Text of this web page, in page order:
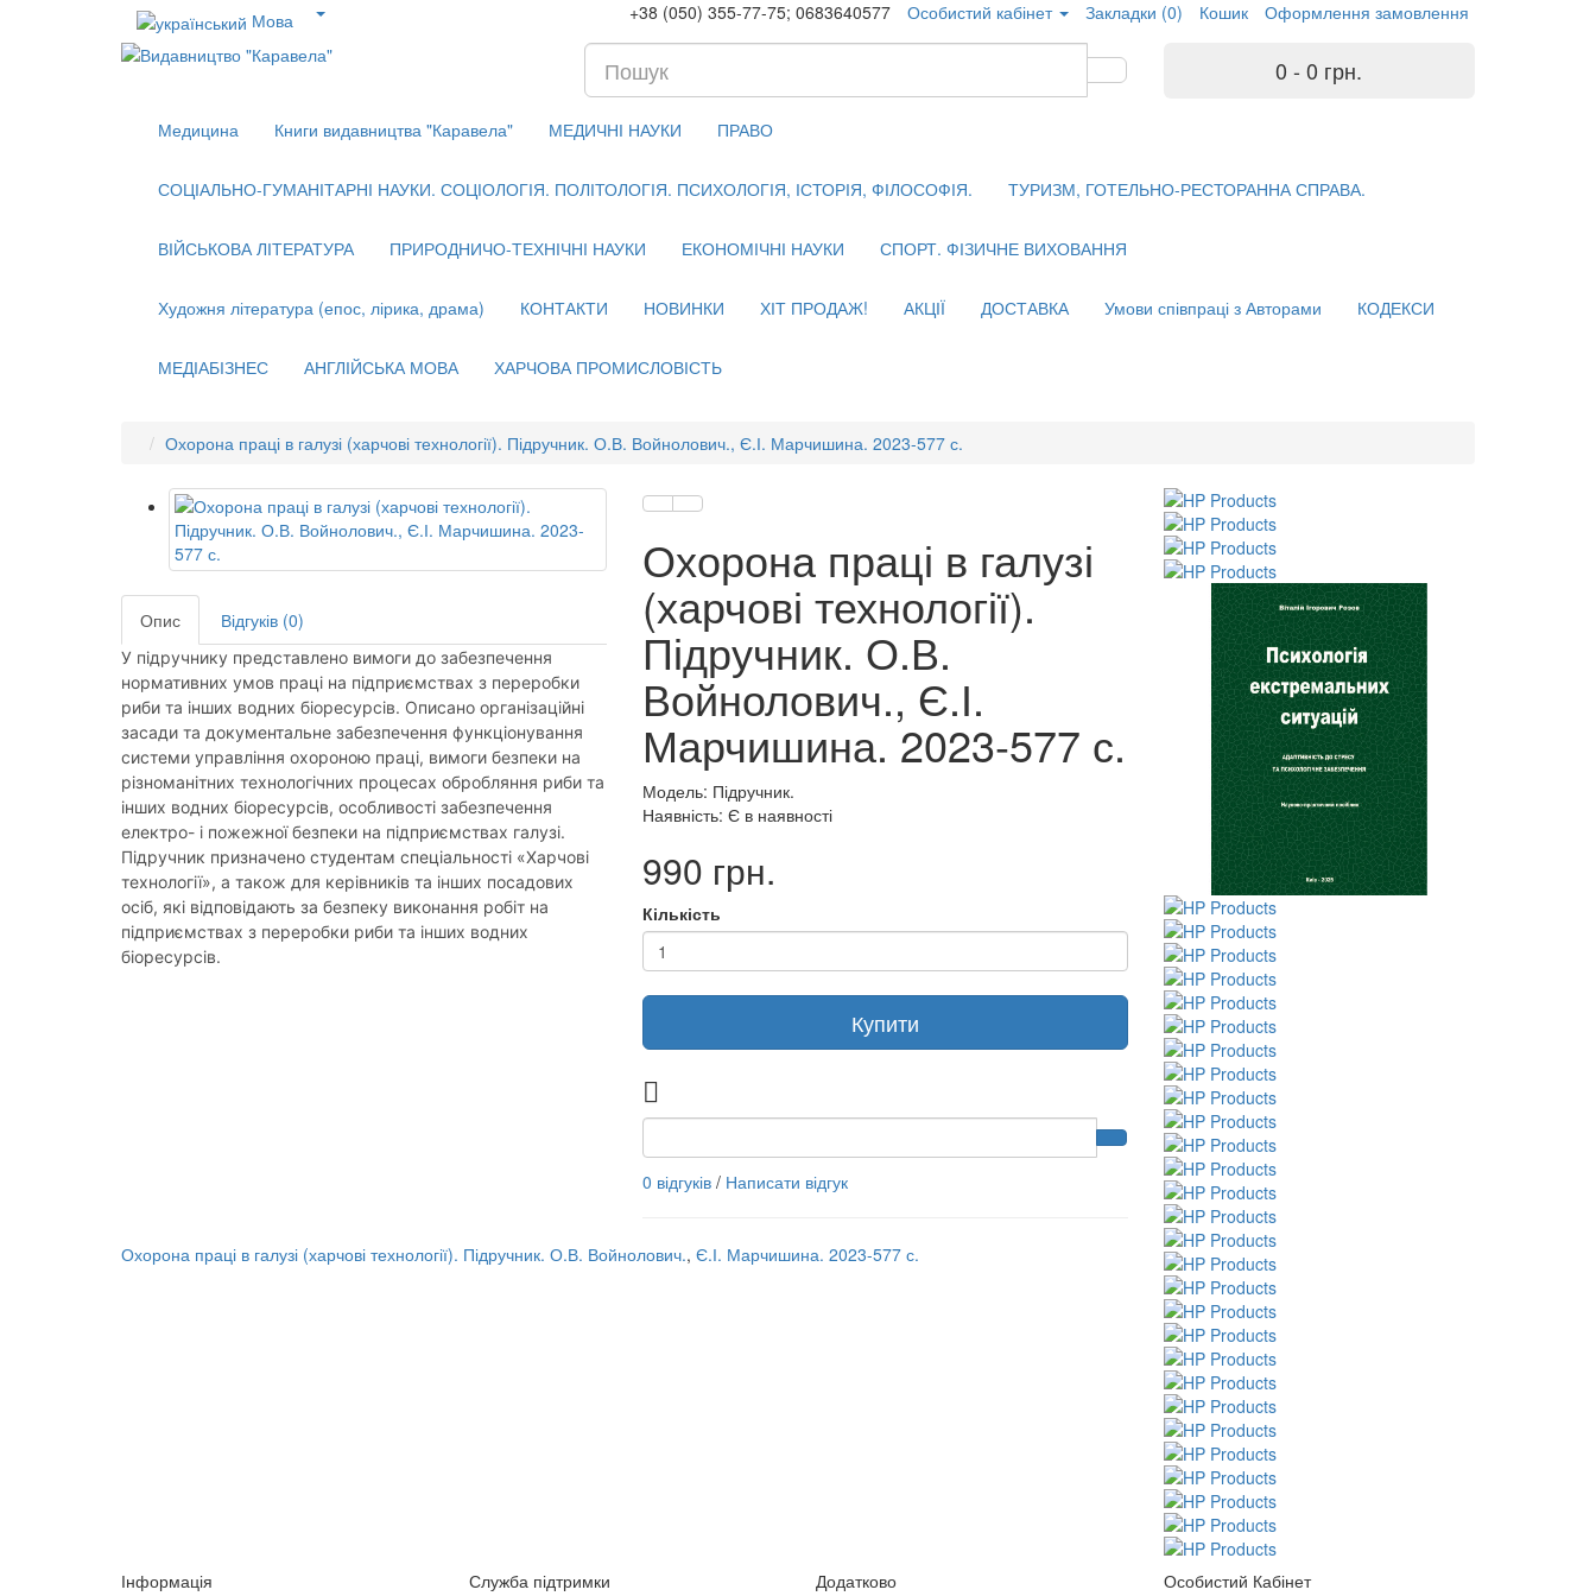
Мова +38 (050) 355-77-75; 0683640577 Особистий кабінет Закладки (0) Кошик Оформлення замовлення
0 - 0 грн.
Медицина Книги видавництва "Каравела" МЕДИЧНІ НАУКИ ПРАВО
СОЦІАЛЬНО-ГУМАНІТАРНІ НАУКИ. СОЦІОЛОГІЯ. ПОЛІТОЛОГІЯ. ПСИХОЛОГІЯ, ІСТОРІЯ, ФІЛОСОФІЯ. ТУРИЗМ, ГОТЕЛЬНО-РЕСТОРАННА СПРАВА.
ВІЙСЬКОВА ЛІТЕРАТУРА ПРИРОДНИЧО-ТЕХНІЧНІ НАУКИ ЕКОНОМІЧНІ НАУКИ СПОРТ. ФІЗИЧНЕ ВИХОВАННЯ
Художня література (епос, лірика, драма) КОНТАКТИ НОВИНКИ ХІТ ПРОДАЖ! АКЦІЇ ДОСТАВКА Умови співпраці з Авторами КОДЕКСИ
МЕДІАБІЗНЕС АНГЛІЙСЬКА МОВА ХАРЧОВА ПРОМИСЛОВІСТЬ
Охорона праці в галузі (харчові технології). Підручник. О.В. Войнолович., Є.І. Марчишина. 2023-577 с.
Опис Відгуків (0)
У підручнику представлено вимоги до забезпечення
нормативних умов праці на підприємствах з переробки
риби та інших водних біоресурсів. Описано організаційні
засади та документальне забезпечення функціонування
системи управління охороною праці, вимоги безпеки на
різноманітних технологічних процесах обробляння риби та
інших водних біоресурсів, особливості забезпечення
електро- і пожежної безпеки на підприємствах галузі.
Підручник призначено студентам спеціальності «Харчові
технології», а також для керівників та інших посадових
осіб, які відповідають за безпеку виконання робіт на
підприємствах з переробки риби та інших водних
біоресурсів.
Охорона праці в галузі
(харчові технології).
Підручник. О.В.
Войнолович., Є.І.
Марчишина. 2023-577 с.
Модель: Підручник.
Наявність: Є в наявності
990 грн.
Кількість
Купити
0 відгуків/ Написати відгук
Охорона праці в галузі (харчові технології). Підручник. О.В. Войнолович., Є.І. Марчишина. 2023-577 с.
Інформація Служба підтримки Додатково Особистий Кабінет